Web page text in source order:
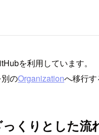
を利用しています。
のOrganizationへ移行
くりとした流